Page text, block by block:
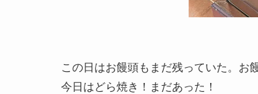
この日はお饅頭もまだ残っていた。お
今日はどら焼き！まだあった！